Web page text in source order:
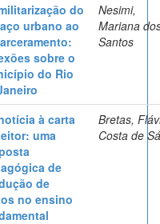
do
urbano ao
sobre o
do Rio
Nesimi,
Mariana
Santos
à carta
uma
de
de
no ensino
Bretas,
Costa de Sá